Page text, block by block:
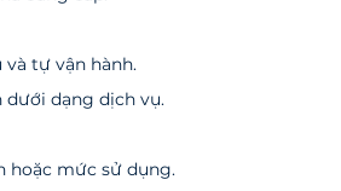
tự vận hành.
dưới dạng dịch vụ.
hoặc mức sử dụng.